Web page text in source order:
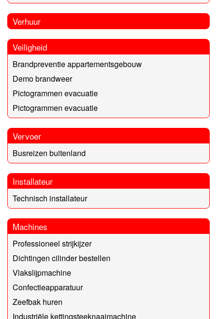
Verhuur
Veiligheid
Brandpreventie appartementsgebouw
Demo brandweer
Pictogrammen evacuatie
Pictogrammen evacuatie
Vervoer
Busreizen buitenland
Installateur
Technisch installateur
Machines
Professioneel strijkijzer
Dichtingen cilinder bestellen
Vlakslijpmachine
Confectieapparatuur
Zeefbak huren
Industriële kettingsteeknaaimachine